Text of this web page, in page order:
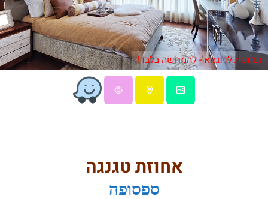
תמונות לדוגמא - להמחשה בלבד!
אחוזת טגנגה
ספסופה